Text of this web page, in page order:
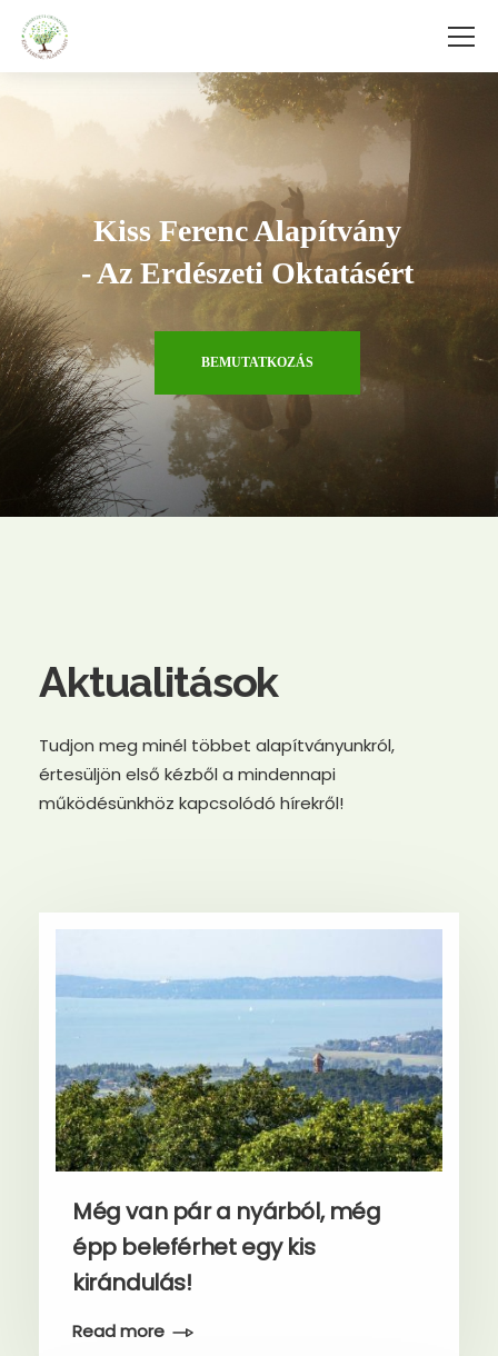
Kiss Ferenc Alapítvány
- Az Erdészeti Oktatásért
BEMUTATKOZÁS
Aktualitások
Tudjon meg minél többet alapítványunkról,
értesüljön első kézből a mindennapi
működésünkhöz kapcsolódó hírekről!
Még van pár a nyárból, még
épp beleférhet egy kis
kirándulás!
Read more